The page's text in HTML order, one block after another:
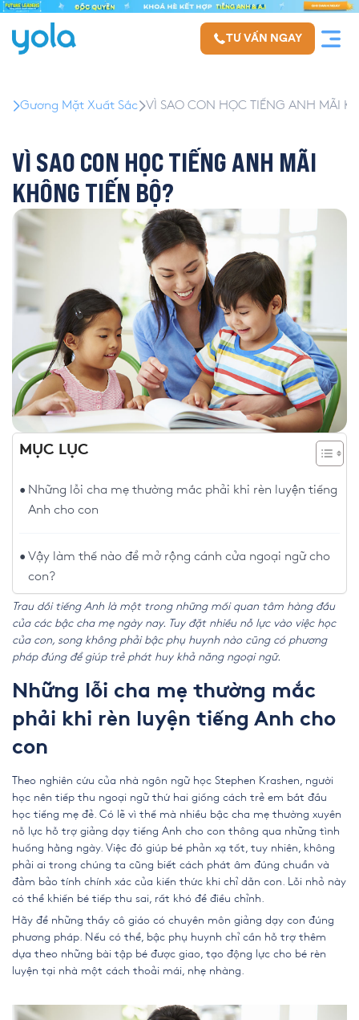
TƯ VẤN NGAY
Gương Mặt Xuất Sắc VÌ SAO CON HỌC TIẾNG ANH MÃI
VÌ SAO CON HỌC TIẾNG ANH MÃI
KHÔNG TIẾN BỘ?
MỤC LỤC
Những lỗi cha mẹ thường mắc phải khi rèn luyện tiếng
Anh cho con
Vậy làm thế nào để mở rộng cánh cửa ngoại ngữ cho
con?
Trau dồi tiếng Anh là một trong những mối quan tâm hàng đầu
của các bậc cha mẹ ngày nay. Tuy đặt nhiều nỗ lực vào việc học
của con, song không phải bậc phụ huynh nào cũng có phương
pháp đúng để giúp trẻ phát huy khả năng ngoại ngữ.
Những lỗi cha mẹ thường mắc
phải khi rèn luyện tiếng Anh cho
con
Theo nghiên cứu của nhà ngôn ngữ học Stephen Krashen, người
học nên tiếp thu ngoại ngữ thứ hai giống cách trẻ em bắt đầu
học tiếng mẹ đẻ. Có lẽ vì thế mà nhiều bậc cha mẹ thường xuyên
nỗ lực hỗ trợ giảng dạy tiếng Anh cho con thông qua những tình
huống hằng ngày. Việc đó giúp bé phản xạ tốt, tuy nhiên, không
phải ai trong chúng ta cũng biết cách phát âm đúng chuẩn và
đảm bảo tính chính xác của kiến thức khi chỉ dẫn con. Lỗi nhỏ này
có thể khiến bé tiếp thu sai, rất khó để điều chỉnh.
Hãy để những thầy cô giáo có chuyên môn giảng dạy con đúng
phương pháp. Nếu có thể, bậc phụ huynh chỉ cần hỗ trợ thêm
dựa theo những bài tập bé được giao, tạo động lực cho bé rèn
luyện tại nhà một cách thoải mái, nhẹ nhàng.